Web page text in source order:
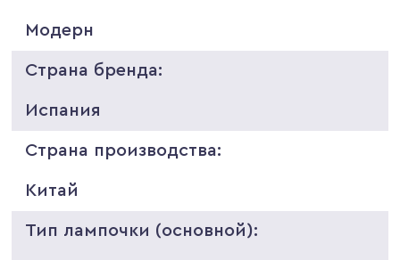
Модерн
Страна бренда:
Испания
Страна производства:
Китай
Тип лампочки (основной):